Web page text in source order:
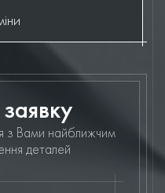
з Вами найближчим
деталей